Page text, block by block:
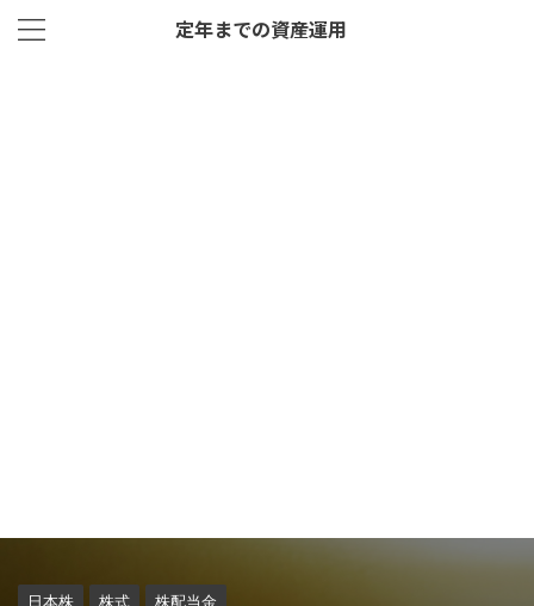
定年までの資産運用
日本株 株式 株配当金